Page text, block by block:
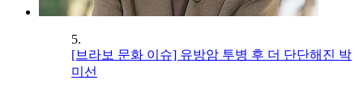
5.
[브라보 문화 이슈] 유방암 투병 후 더 단단해진 박
미선